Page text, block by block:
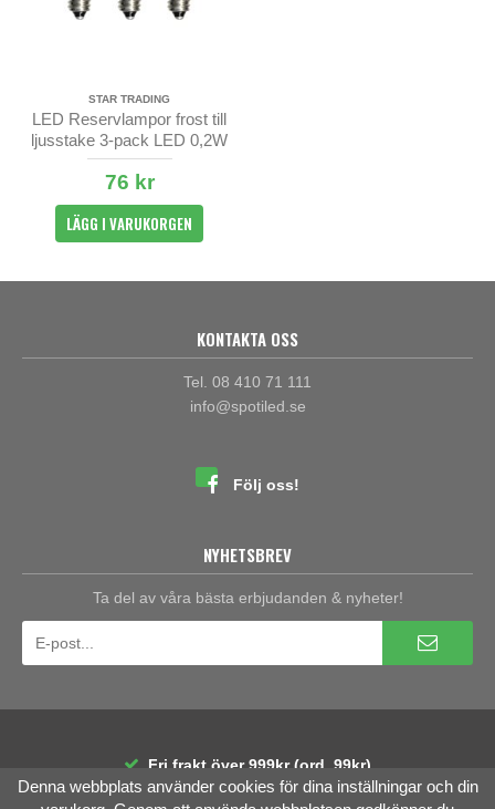
STAR TRADING
LED Reservlampor frost till
ljusstake 3-pack LED 0,2W
76 kr
LÄGG I VARUKORGEN
KONTAKTA OSS
Tel. 08 410 71 111
info@spotiled.se
Följ oss!
NYHETSBREV
Ta del av våra bästa erbjudanden & nyheter!
Fri frakt över 999kr (ord. 99kr)
30 dagars öppet köp
Räntefri delbetalning
Denna webbplats använder cookies för dina inställningar och din